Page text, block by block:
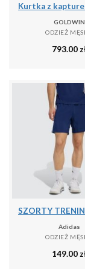
GOLDWIN
ODZIEŻ
793.00
Adidas
ODZIEŻ
149.00